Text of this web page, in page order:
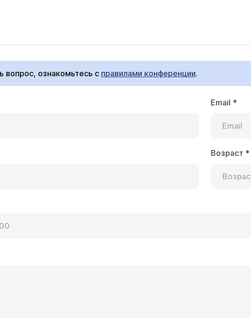
вопрос, ознакомьтесь с правилами конференции.
Email *
Возраст *